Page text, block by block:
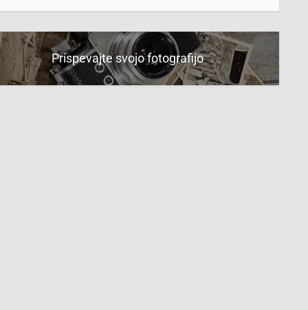
Prispevajte svojo fotografijo